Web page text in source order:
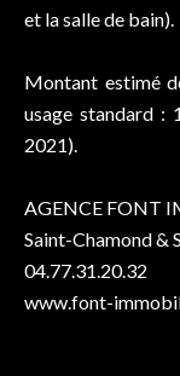
et la salle de bain).
Montant estimé
usage standard :
2021).
AGENCE FONT
Saint-Chamond &
04.77.31.20.32
www.font-